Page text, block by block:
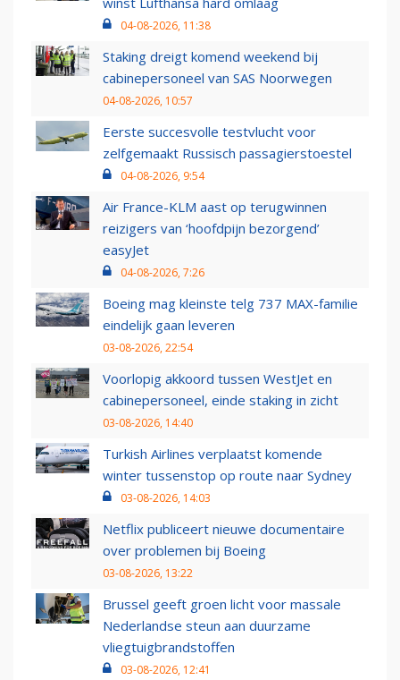
04-08-2026, 11:38
Staking dreigt komend weekend bij
cabinepersoneel van SAS Noorwegen
04-08-2026, 10:57
Eerste succesvolle testvlucht voor
zelfgemaakt Russisch passagierstoestel
04-08-2026, 9:54
Air France-KLM aast op terugwinnen
reizigers van ‘hoofdpijn bezorgend’
easyJet
04-08-2026, 7:26
Boeing mag kleinste telg 737 MAX-familie
eindelijk gaan leveren
03-08-2026, 22:54
Voorlopig akkoord tussen WestJet en
cabinepersoneel, einde staking in zicht
03-08-2026, 14:40
Turkish Airlines verplaatst komende
winter tussenstop op route naar Sydney
03-08-2026, 14:03
Netflix publiceert nieuwe documentaire
over problemen bij Boeing
03-08-2026, 13:22
Brussel geeft groen licht voor massale
Nederlandse steun aan duurzame
vliegtuigbrandstoffen
03-08-2026, 12:41